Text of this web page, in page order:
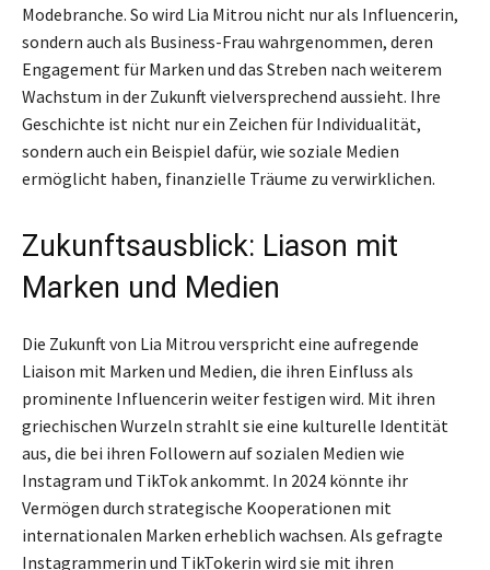
Modebranche. So wird Lia Mitrou nicht nur als Influencerin,
sondern auch als Business-Frau wahrgenommen, deren
Engagement für Marken und das Streben nach weiterem
Wachstum in der Zukunft vielversprechend aussieht. Ihre
Geschichte ist nicht nur ein Zeichen für Individualität,
sondern auch ein Beispiel dafür, wie soziale Medien
ermöglicht haben, finanzielle Träume zu verwirklichen.
Zukunftsausblick: Liason mit
Marken und Medien
Die Zukunft von Lia Mitrou verspricht eine aufregende
Liaison mit Marken und Medien, die ihren Einfluss als
prominente Influencerin weiter festigen wird. Mit ihren
griechischen Wurzeln strahlt sie eine kulturelle Identität
aus, die bei ihren Followern auf sozialen Medien wie
Instagram und TikTok ankommt. In 2024 könnte ihr
Vermögen durch strategische Kooperationen mit
internationalen Marken erheblich wachsen. Als gefragte
Instagrammerin und TikTokerin wird sie mit ihren